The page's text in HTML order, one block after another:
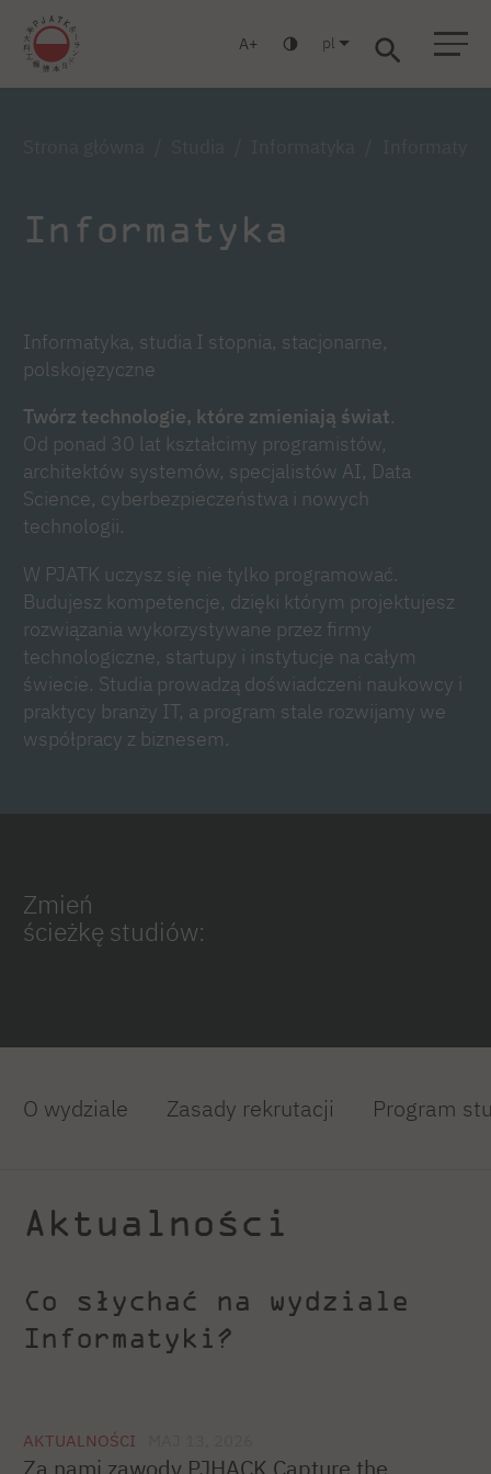
Warszawa Gdańsk Liceum Studia podyplomowe Studia MBA
A pl
Informatyka
Informatyka, studia I stopnia, stacjonarne,
polskojęzyczne
Twórz technologie, które zmieniają świat.
Od ponad 30 lat kształcimy programistów,
architektów systemów, specjalistów AI, Data
Science, cyberbezpieczeństwa i nowych
technologii.
W PJATK uczysz się nie tylko programować.
Budujesz kompetencje, dzięki którym projektujesz
rozwiązania wykorzystywane przez firmy
technologiczne, startupy i instytucje na całym
świecie. Studia prowadzą doświadczeni naukowcy i
praktycy branży IT, a program stale rozwijamy we
współpracy z biznesem.
Zmień
ścieżkę studiów:
O wydziale Zasady rekrutacji Program
Aktualności
Co słychać na wydziale
Informatyki?
AKTUALNOŚCI
Za nami zawody PJHACK Capture the